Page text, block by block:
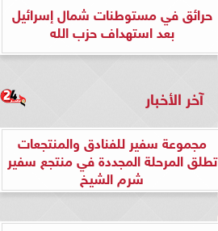
حرائق في مستوطنات شمال إسرائيل
بعد استهداف حزب الله
آخر الأخبار
مجموعة سفير للفنادق والمنتجعات
تطلق المرحلة المجددة في منتجع سفير
شرم الشيخ